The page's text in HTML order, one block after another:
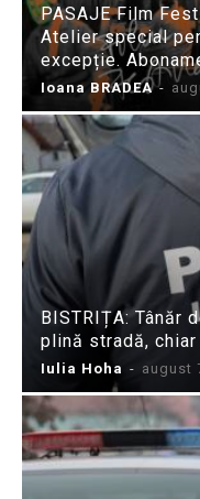
PASAJE Film
Atelier special
excepție.
Ioana BRADEA -
BISTRIȚA: Tânăr
plină stradă,
Iulia Hoha - august